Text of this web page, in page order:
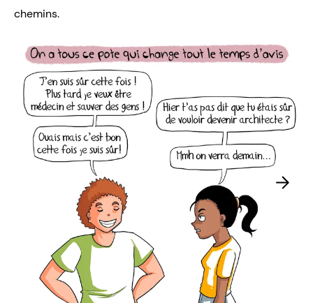
chemins.